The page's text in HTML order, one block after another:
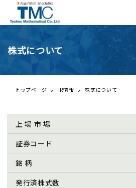
DMNAとは？
ご挨拶
事業内容
経営理念と行動規範
プレスリリース一覧
株主の皆様へ
IRライブラリー
財務ハイライト
株式について
トップページ IR情報 株式について
上 場 市 場
証券コード
銘 柄
発行済株式数